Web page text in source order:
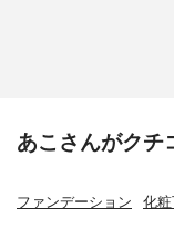
あこさんがクチ
ファンデーション 化